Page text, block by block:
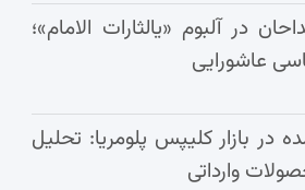
در آلبوم «یالثارات الامام»؛
عاشورایی
در بازار کلیپس پلومریا: تحلیل
وارداتی